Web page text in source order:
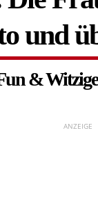
und
&
ANZEIGE